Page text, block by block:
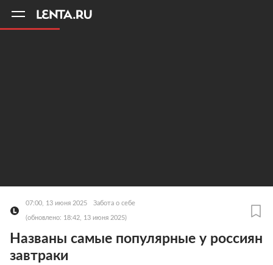
07:00, 13 июня 2025 Забота о себе
(обновлено: 18:42, 13 июня 2025)
Названы самые популярные у россиян
завтраки